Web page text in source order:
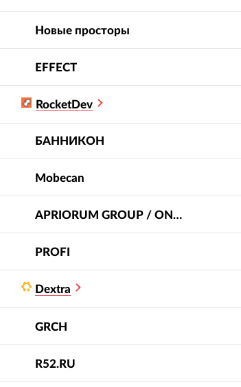
Новые просторы
EFFECT
RocketDev
БАННИКОН
Mobecan
APRIORUM GROUP / ONVOLGA
PROFI
Dextra
GRCH
R52.RU